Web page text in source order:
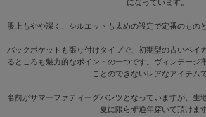
になっています。
股上もやや深く、シルエットも太めの設定で定番のもの
バックポケットも張り付けタイプで、初期型の古いベイ
るところも魅力的なポイントの一つです。ヴィンテージ
ことのできないレアなアイテムで
名前がサマーファティーグパンツとなっていますが、生
夏に限らず通年穿いて頂けます